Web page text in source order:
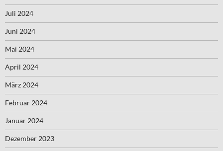
Juli 2024
Juni 2024
Mai 2024
April 2024
März 2024
Februar 2024
Januar 2024
Dezember 2023